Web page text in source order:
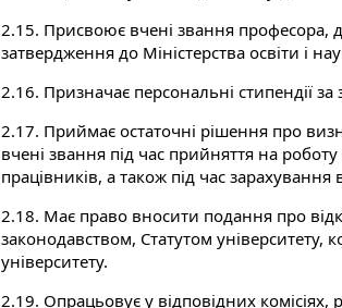
2.15. Присвоює вчені звання професора,
затвердження до Міністерства освіти і
2.16. Призначає персональні стипендії за
2.17. Приймає остаточні рішення про
вчені звання під час прийняття на
працівників, а також під час
2.18. Має право вносити подання про
законодавством, Статутом університету,
університету.
2.19. Опрацьовує у відповідних